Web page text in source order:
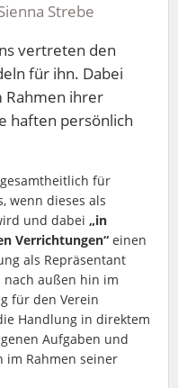
Strebe
vertreten den
für ihn. Dabei
Rahmen ihrer
haften persönlich
gesamtheitlich für
wenn dieses als
und dabei „in
Verrichtungen“ einen
als Repräsentant
nach außen hin im
für den Verein
Handlung in direktem
Aufgaben und
im Rahmen seiner